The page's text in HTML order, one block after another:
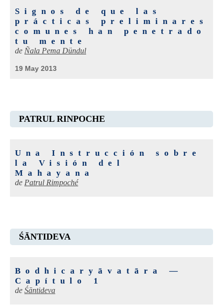
Signos de que las
prácticas preliminares
comunes han penetrado
tu mente
de Ñala Pema Dündul
19 May 2013
PATRUL RINPOCHE
Una Instrucción sobre
la Visión del
Mahayana
de Patrul Rimpoché
ŚĀNTIDEVA
Bodhicaryāvatāra —
Capítulo 1
de Śāntideva